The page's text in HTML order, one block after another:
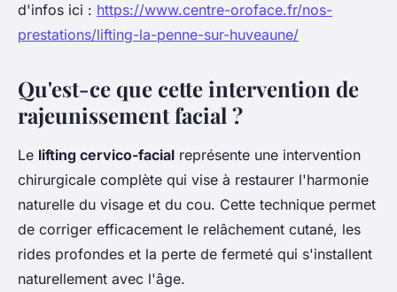
d'infos ici : https://www.centre-oroface.fr/nos-
prestations/lifting-la-penne-sur-huveaune/
Qu'est-ce que cette intervention de
rajeunissement facial ?
Le lifting cervico-facial représente une intervention
chirurgicale complète qui vise à restaurer l'harmonie
naturelle du visage et du cou. Cette technique permet
de corriger efficacement le relâchement cutané, les
rides profondes et la perte de fermeté qui s'installent
naturellement avec l'âge.